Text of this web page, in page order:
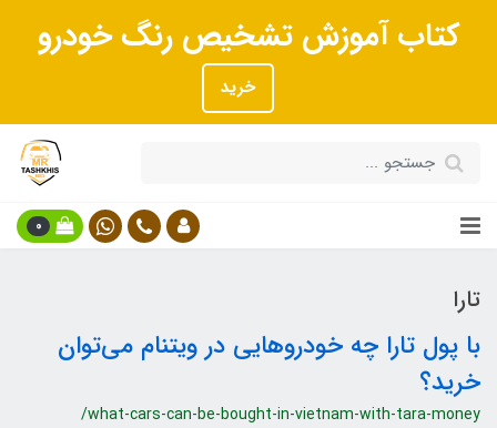
کتاب آموزش تشخیص رنگ خودرو
خرید
0
تارا
با پول تارا چه خودروهایی در ویتنام می‌توان
خرید؟
/what-cars-can-be-bought-in-vietnam-with-tara-money